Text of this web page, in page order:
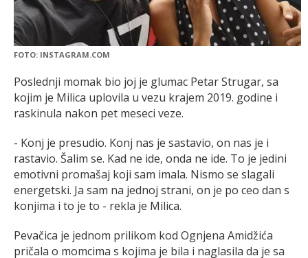
FOTO: INSTAGRAM.COM
Poslednji momak bio joj je glumac Petar Strugar, sa
kojim je Milica uplovila u vezu krajem 2019. godine i
raskinula nakon pet meseci veze.
- Konj je presudio. Konj nas je sastavio, on nas je i
rastavio. Šalim se. Kad ne ide, onda ne ide. To je jedini
emotivni promašaj koji sam imala. Nismo se slagali
energetski. Ja sam na jednoj strani, on je po ceo dan s
konjima i to je to - rekla je Milica.
Pevačica je jednom prilikom kod Ognjena Amidžića
pričala o momcima s kojima je bila i naglasila da je sa